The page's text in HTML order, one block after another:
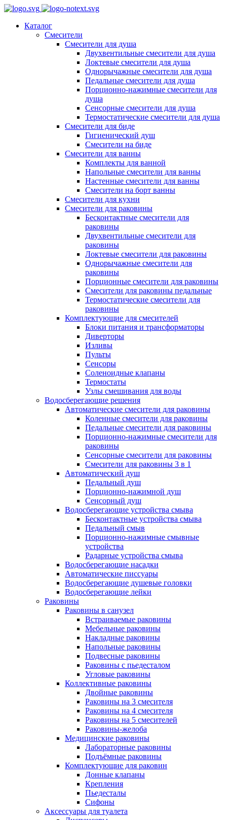
Каталог
Смесители
Смесители для душа
Двухвентильные смесители для душа
Локтевые смесители для душа
Однорычажные смесители для душа
Педальные смесители для душа
Порционно-нажимные смесители для
душа
Сенсорные смесители для душа
Термостатические смесители для душа
Смесители для биде
Гигиенический душ
Смесители на биде
Смесители для ванны
Комплекты для ванной
Напольные смесители для ванны
Настенные смесители для ванны
Смесители на борт ванны
Смесители для кухни
Смесители для раковины
Бесконтактные смесители для
раковины
Двухвентильные смесители для
раковины
Локтевые смесители для раковины
Однорычажные смесители для
раковины
Порционные смесители для раковины
Смесители для раковины педальные
Термостатические смесители для
раковины
Комплектующие для смесителей
Блоки питания и трансформаторы
Диверторы
Изливы
Пульты
Сенсоры
Соленоидные клапаны
Термостаты
Узлы смешивания для воды
Водосберегающие решения
Автоматические смесители для раковины
Коленные смесители для раковины
Педальные смесители для раковины
Порционно-нажимные смесители для
раковины
Сенсорные смесители для раковины
Смесители для раковины 3 в 1
Автоматический душ
Педальный душ
Порционно-нажимной душ
Сенсорный душ
Водосберегающие устройства смыва
Бесконтактные устройства смыва
Педальный смыв
Порционно-нажимные смывные
устройства
Радарные устройства смыва
Водосберегающие насадки
Автоматические писсуары
Водосберегающие душевые головки
Водосберегающие лейки
Раковины
Раковины в санузел
Встраиваемые раковины
Мебельные раковины
Накладные раковины
Напольные раковины
Подвесные раковины
Раковины с пьедесталом
Угловые раковины
Коллективные раковины
Двойные раковины
Раковины на 3 смесителя
Раковины на 4 смесителя
Раковины на 5 смесителей
Раковины-желоба
Медицинские раковины
Лабораторные раковины
Подъёмные раковины
Комплектующие для раковин
Донные клапаны
Крепления
Пьедесталы
Сифоны
Аксессуары для туалета